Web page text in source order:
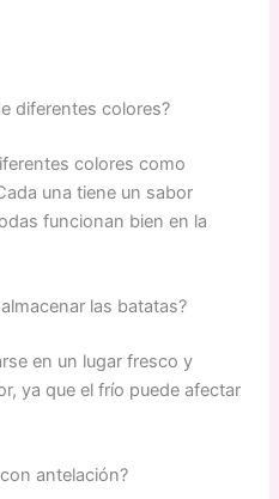
diferentes colores?
colores como
una tiene un sabor
funcionan bien en la
las batatas?
en un lugar fresco y
ya que el frío puede afectar
antelación?